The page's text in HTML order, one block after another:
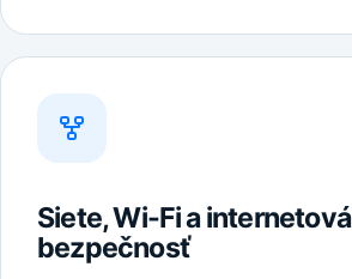
Siete, Wi-Fi a internetová
bezpečnosť